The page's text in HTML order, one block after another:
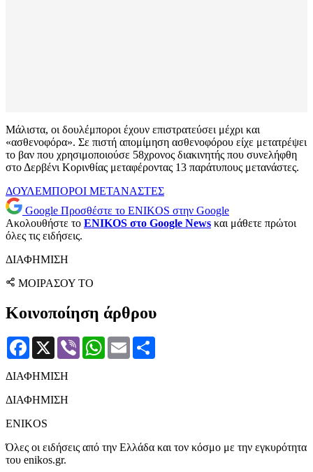
Μάλιστα, οι δουλέμποροι έχουν επιστρατεύσει μέχρι και
«ασθενοφόρα». Σε πιστή απομίμηση ασθενοφόρου είχε μετατρέψει
το βαν που χρησιμοποιούσε 58χρονος διακινητής που συνελήφθη
στο Δερβένι Κορινθίας μεταφέροντας 13 παράτυπους μετανάστες.
ΔΟΥΛΕΜΠΟΡΟΙ ΜΕΤΑΝΑΣΤΕΣ
Google Προσθέστε το ENIKOS στην Google
Ακολουθήστε το ENIKOS στο Google News και μάθετε πρώτοι
όλες τις ειδήσεις.
ΔΙΑΦΗΜΙΣΗ
ΜΟΙΡΑΣΟΥ ΤΟ
Κοινοποίηση άρθρου
Facebook
X Viber WhatsApp
Email
ΔΙΑΦΗΜΙΣΗ
ΔΙΑΦΗΜΙΣΗ
ENIKOS
Όλες οι ειδήσεις από την Ελλάδα και τον κόσμο με την εγκυρότητα
του enikos.gr.